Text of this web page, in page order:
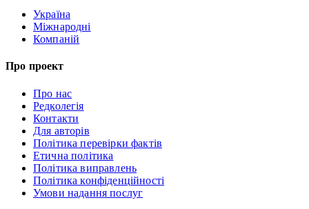
Україна
Міжнародні
Компаній
Про проект
Про нас
Редколегія
Контакти
Для авторів
Політика перевірки фактів
Етична політика
Політика виправлень
Політика конфіденційності
Умови надання послуг